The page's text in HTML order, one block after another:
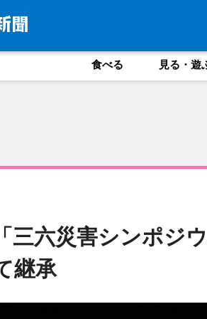
食べる 見る・遊
三六災害シンポジ
継承